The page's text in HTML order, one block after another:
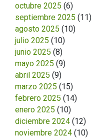
octubre 2025 (6)
septiembre 2025 (11)
agosto 2025 (10)
julio 2025 (10)
junio 2025 (8)
mayo 2025 (9)
abril 2025 (9)
marzo 2025 (15)
febrero 2025 (14)
enero 2025 (10)
diciembre 2024 (12)
noviembre 2024 (10)